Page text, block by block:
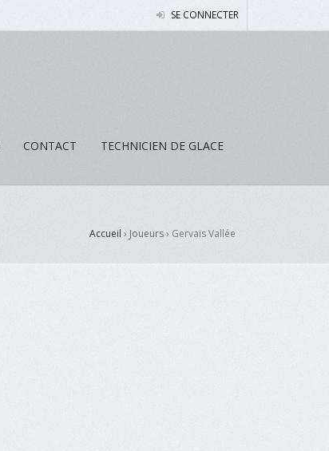
SE CONNECTER
CONTACT TECHNICIEN DE GLACE
Accueil › Joueurs › Gervais Vallée